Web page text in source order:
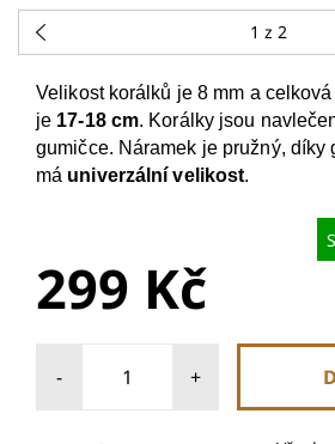
1 z 2
Velikost korálků je 8 mm a
je 17-18 cm. Korálky jsou
gumičce. Náramek je pružný, díky
má univerzální velikost.
299 Kč
- +